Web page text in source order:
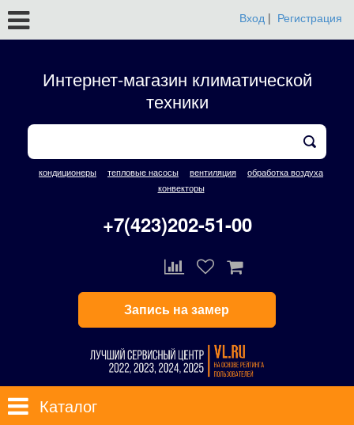
Вход | Регистрация
Интернет-магазин климатической
техники
кондиционеры тепловые насосы вентиляция
обработка воздуха
конвекторы
+7(423)202-51-00
Запись на замер
Каталог